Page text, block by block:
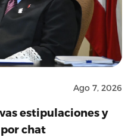
Ago 7, 2026
estipulaciones y
chat